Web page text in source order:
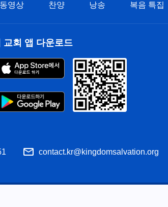
동영상 찬양 낭송 복음 특집
교회 앱 다운로드
contact.kr@kingdomsalvation.org